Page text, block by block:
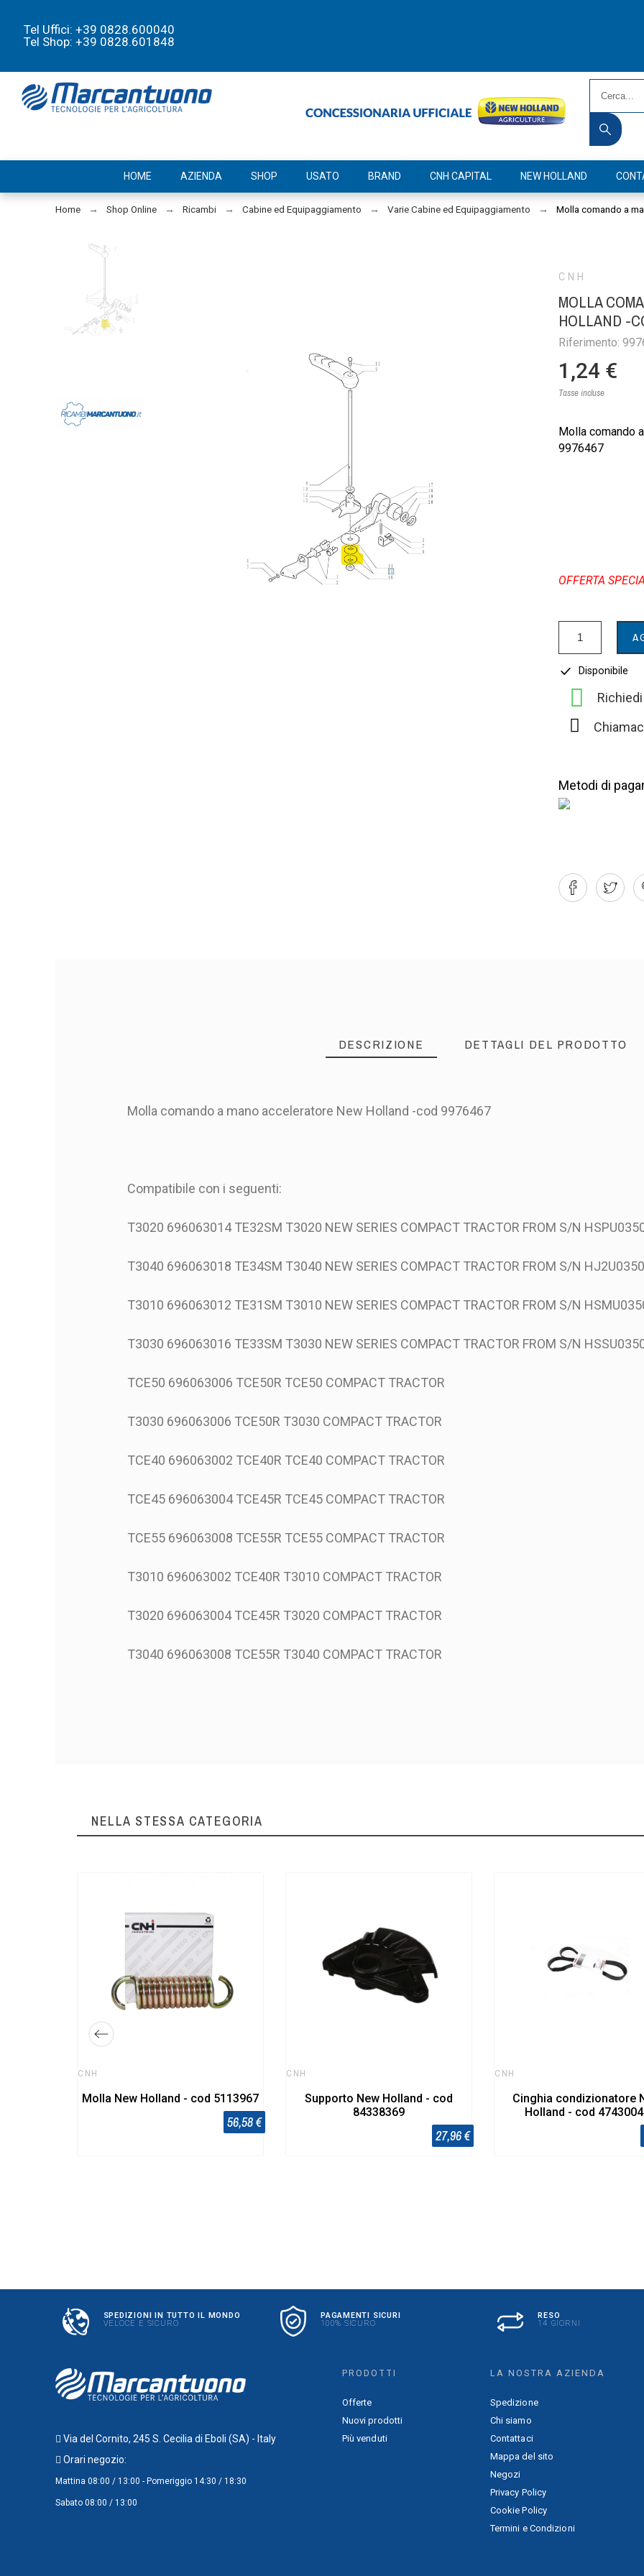
Tel Uffici: +39 0828.600040
Tel Shop: +39 0828.601848
HOME AZIENDA SHOP USATO BRAND CNH CAPITAL NEW HOLLAND
Home Shop Online Ricambi Cabine ed Equipaggiamento Varie Cabine ed Equipaggiamento Molla comando a
CNH
MOLLA
HOLLAND -
Riferimento:
1,24 €
Tasse incluse
Molla comando
9976467
OFFERTA
Disponibile
Metodi di
DESCRIZIONE DETTAGLI DEL PRODOTTO
Molla comando a mano acceleratore New Holland -cod 9976467
Compatibile con i seguenti:
T3020 696063014 TE32SM T3020 NEW SERIES COMPACT TRACTOR FROM S/N
T3040 696063018 TE34SM T3040 NEW SERIES COMPACT TRACTOR FROM S/N
T3010 696063012 TE31SM T3010 NEW SERIES COMPACT TRACTOR FROM S/N
T3030 696063016 TE33SM T3030 NEW SERIES COMPACT TRACTOR FROM S/N
TCE50 696063006 TCE50R TCE50 COMPACT TRACTOR
T3030 696063006 TCE50R T3030 COMPACT TRACTOR
TCE40 696063002 TCE40R TCE40 COMPACT TRACTOR
TCE45 696063004 TCE45R TCE45 COMPACT TRACTOR
TCE55 696063008 TCE55R TCE55 COMPACT TRACTOR
T3010 696063002 TCE40R T3010 COMPACT TRACTOR
T3020 696063004 TCE45R T3020 COMPACT TRACTOR
T3040 696063008 TCE55R T3040 COMPACT TRACTOR
NELLA STESSA CATEGORIA
CNH
Molla New Holland - cod 5113967
56,58 €
CNH
Supporto New Holland - cod
84338369
27,96 €
CNH
Cinghia condizionatore
Holland - cod
SPEDIZIONI IN TUTTO IL MONDO
VELOCE E SICURO
PAGAMENTI SICURI
100% SICURO
RESO
14 GIORNI
Via del Cornito, 245 S. Cecilia di Eboli (SA) - Italy
Orari negozio:
Mattina 08:00 / 13:00 - Pomeriggio 14:30 / 18:30
Sabato 08:00 / 13:00
PRODOTTI
Offerte
Nuovi prodotti
Più venduti
LA NOSTRA AZIENDA
Spedizione
Chi siamo
Contattaci
Mappa del sito
Negozi
Privacy Policy
Cookie Policy
Termini e Condizioni